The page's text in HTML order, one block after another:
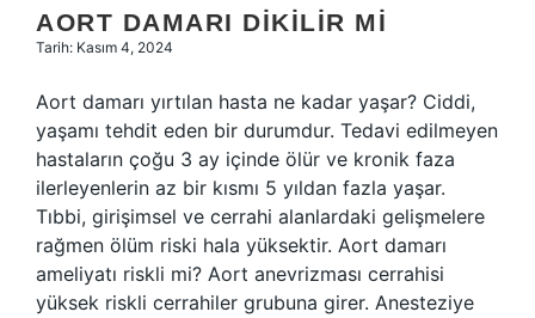
AORT DAMARI DIKILIR MI
Tarih: Kasım 4, 2024
Aort damarı yırtılan hasta ne kadar yaşar? Ciddi,
yaşamı tehdit eden bir durumdur. Tedavi edilmeyen
hastaların çoğu 3 ay içinde ölür ve kronik faza
ilerleyenlerin az bir kısmı 5 yıldan fazla yaşar.
Tıbbi, girişimsel ve cerrahi alanlardaki gelişmelere
rağmen ölüm riski hala yüksektir. Aort damarı
ameliyatı riskli mi? Aort anevrizması cerrahisi
yüksek riskli cerrahiler grubuna girer. Anesteziye